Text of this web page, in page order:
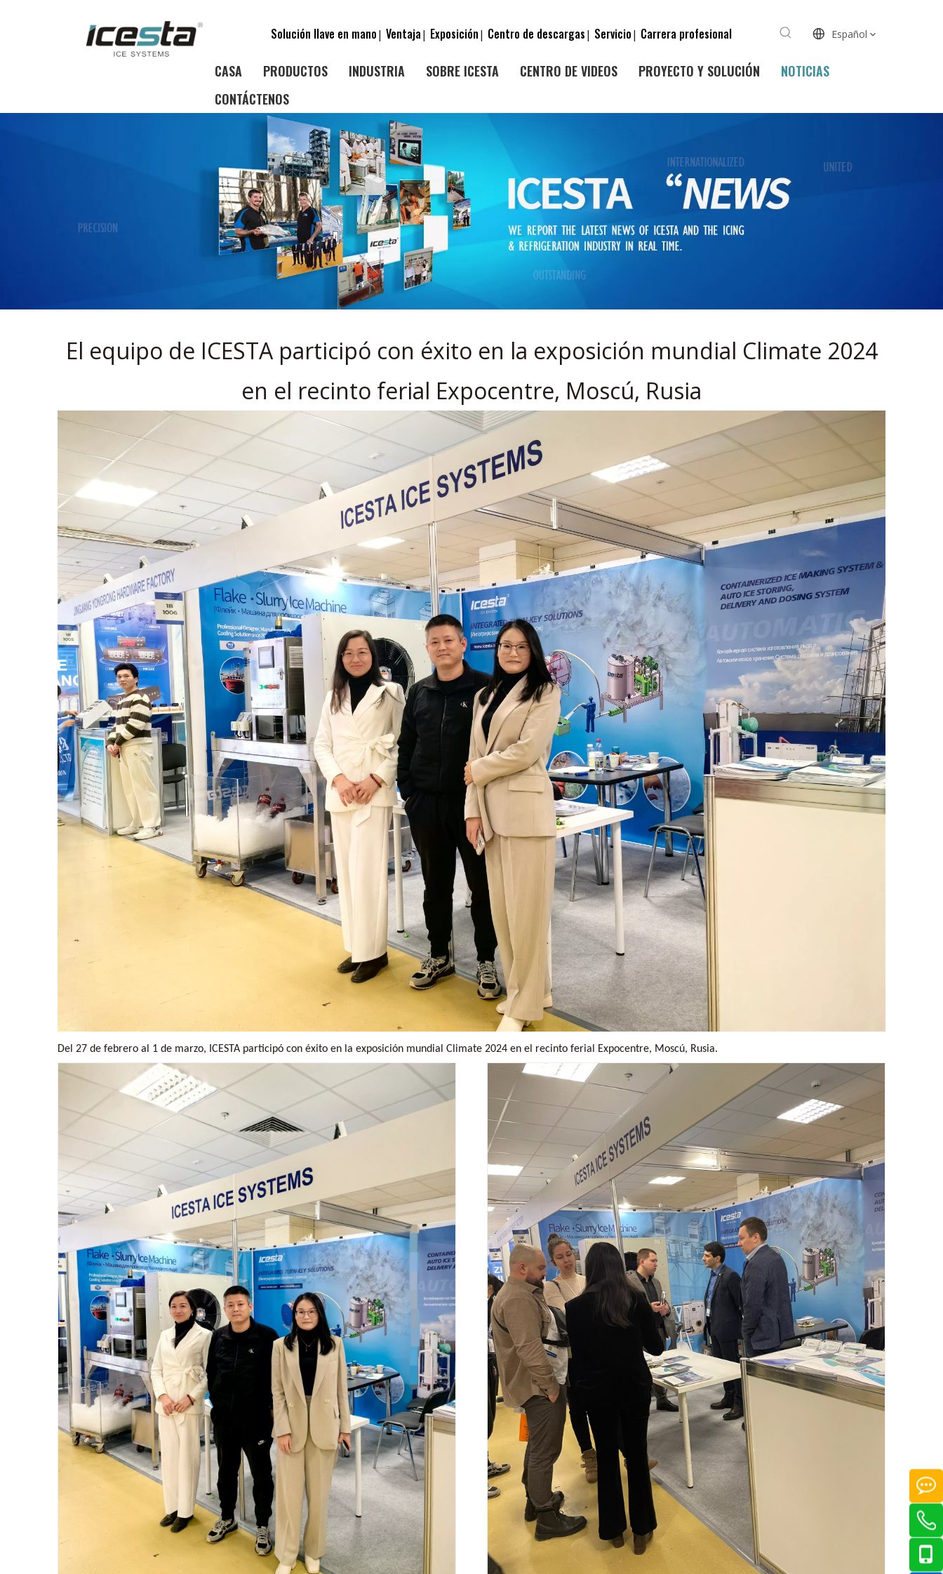
Solución llave en mano|Ventaja| Exposición| Centro de descargas| Servicio| Carrera profesional Español
CASA PRODUCTOS INDUSTRIA SOBRE ICESTA CENTRO DE VIDEOS PROYECTO Y SOLUCIÓN
NOTICIAS
CONTÁCTENOS
El equipo de ICESTA participó con éxito en la exposición mundial Climate 2024
en el recinto ferial Expocentre, Moscú, Rusia
Del 27 de febrero al 1 de marzo, ICESTA participó con éxito en la exposición mundial Climate 2024 en el recinto ferial Expocentre, Moscú, Rusia.